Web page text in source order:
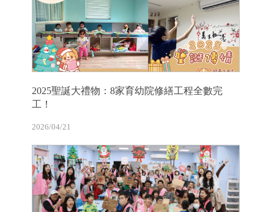
2025聖誕大禮物：8家育幼院修繕工程全數完
工！
2026/04/21